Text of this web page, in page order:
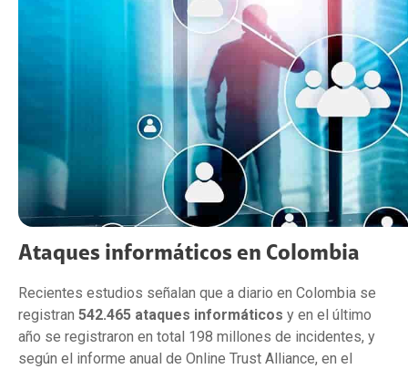
Ataques informáticos en Colombia
Recientes estudios señalan que a diario en Colombia se
registran 542.465 ataques informáticos y en el último
año se registraron en total 198 millones de incidentes, y
según el informe anual de Online Trust Alliance, en el